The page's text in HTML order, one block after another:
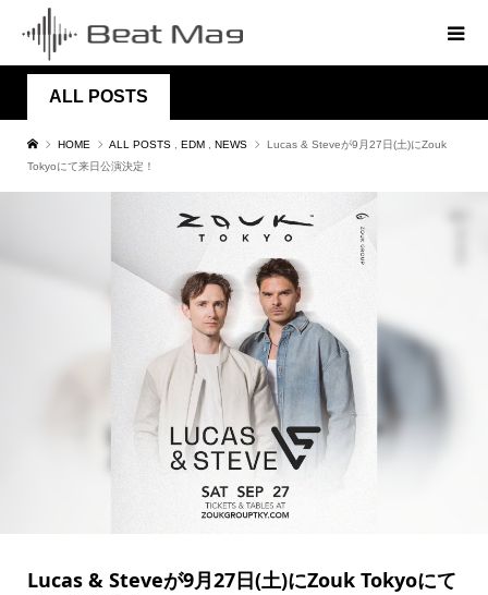
ALL POSTS
HOME ALL POSTS EDM NEWS
Lucas & Steveが9月27日(土)にZouk
Tokyoにて来日公演決定！
Lucas & Steveが9月27日(土)にZouk Tokyoにて